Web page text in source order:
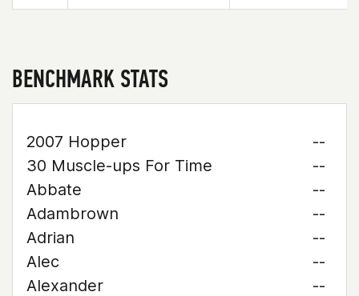
BENCHMARK STATS
2007 Hopper
--
30 Muscle-ups For Time
--
Abbate
--
Adambrown
--
Adrian
--
Alec
--
Alexander
--